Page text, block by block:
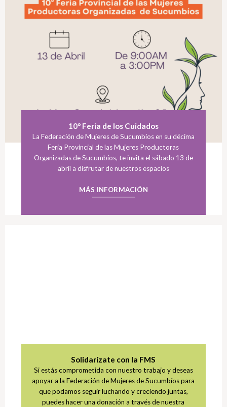
10° Feria de los Cuidados
La Federación de Mujeres de Sucumbíos en su décima
Feria Provincial de las Mujeres Productoras
Organizadas de Sucumbíos, te invita el sábado 13 de
abril a disfrutar de nuestros espacios
MÁS INFORMACIÓN
Solidarízate con la FMS
Si estás comprometida con nuestro trabajo y deseas
apoyar a la Federación de Mujeres de Sucumbíos para
que podamos seguir luchando y creciendo juntas,
puedes hacer una donación a través de nuestra